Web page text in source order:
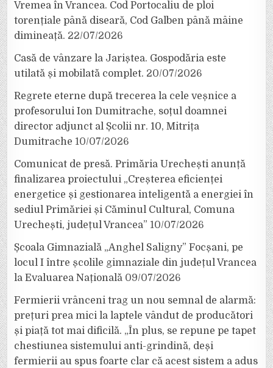
Vremea în Vrancea. Cod Portocaliu de ploi
torențiale până diseară, Cod Galben până mâine
dimineață. 22/07/2026
Casă de vânzare la Jariștea. Gospodăria este
utilată și mobilată complet. 20/07/2026
Regrete eterne după trecerea la cele veșnice a
profesorului Ion Dumitrache, soțul doamnei
director adjunct al Școlii nr. 10, Mitrița
Dumitrache 10/07/2026
Comunicat de presă. Primăria Urechești anunță
finalizarea proiectului „Creșterea eficienței
energetice și gestionarea inteligentă a energiei în
sediul Primăriei și Căminul Cultural, Comuna
Urechești, județul Vrancea” 10/07/2026
Școala Gimnazială „Anghel Saligny” Focșani, pe
locul I între școlile gimnaziale din județul Vrancea
la Evaluarea Națională 09/07/2026
Fermierii vrânceni trag un nou semnal de alarmă:
prețuri prea mici la laptele vândut de producători
și piață tot mai dificilă. „În plus, se repune pe tapet
chestiunea sistemului anti-grindină, deși
fermierii au spus foarte clar că acest sistem a adus